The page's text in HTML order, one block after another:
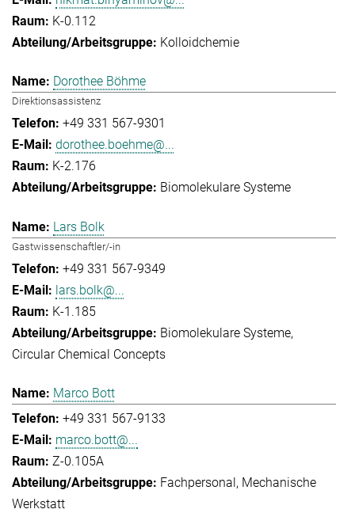
K-0.112
Kolloidchemie
Dorothee Böhme
Direktionsassistenz
+49 331 567-9301
dorothee.boehme@...
K-2.176
Biomolekulare Systeme
Lars Bolk
Gastwissenschaftler/-in
+49 331 567-9349
lars.bolk@...
K-1.185
Biomolekulare Systeme
Circular Chemical Concepts
Marco Bott
+49 331 567-9133
marco.bott@...
Z-0.105A
Fachpersonal Mechanische
Werkstatt